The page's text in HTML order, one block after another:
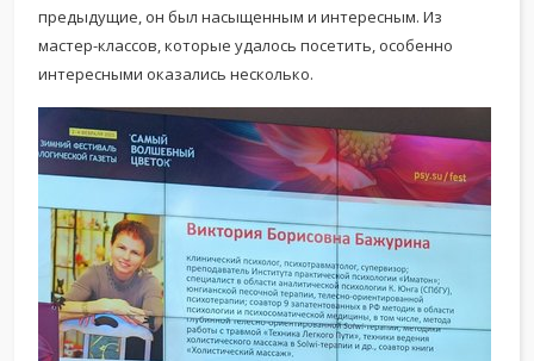
предыдущие, он был насыщенным и интересным. Из
мастер-классов, которые удалось посетить, особенно
интересными оказались несколько.